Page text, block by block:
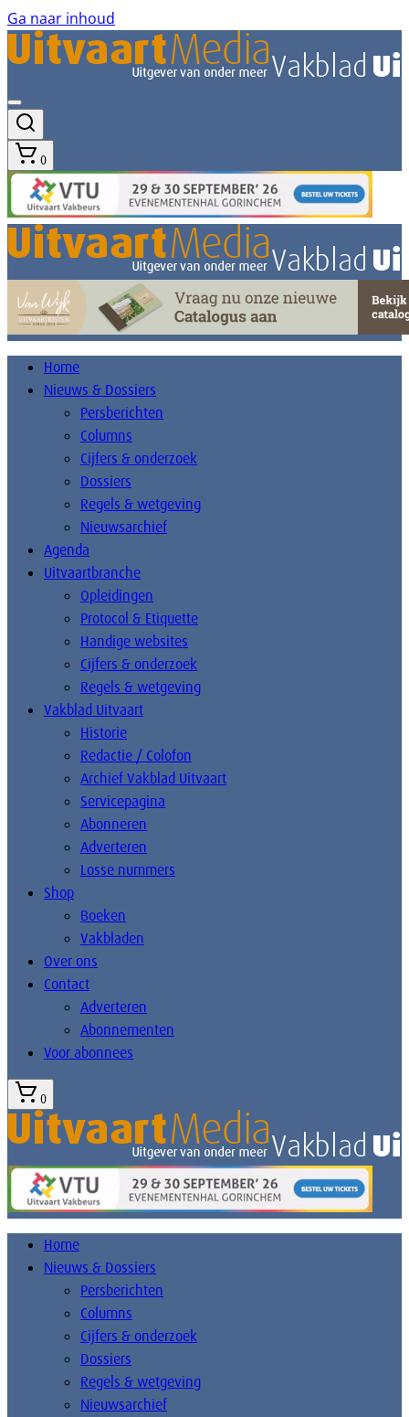
Ga naar inhoud
0
Home
Nieuws & Dossiers
Persberichten
Columns
Cijfers & onderzoek
Dossiers
Regels & wetgeving
Nieuwsarchief
Agenda
Uitvaartbranche
Opleidingen
Protocol & Etiquette
Handige websites
Cijfers & onderzoek
Regels & wetgeving
Vakblad Uitvaart
Historie
Redactie / Colofon
Archief Vakblad Uitvaart
Servicepagina
Abonneren
Adverteren
Losse nummers
Shop
Boeken
Vakbladen
Over ons
Contact
Adverteren
Abonnementen
Voor abonnees
0
Home
Nieuws & Dossiers
Persberichten
Columns
Cijfers & onderzoek
Dossiers
Regels & wetgeving
Nieuwsarchief